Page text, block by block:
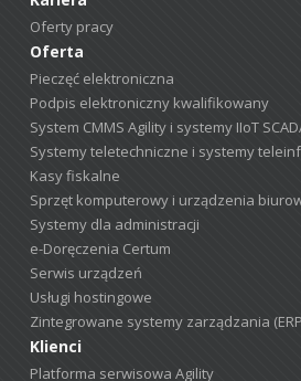
Oferty pracy
Oferta
Pieczęć elektroniczna
Podpis elektroniczny kwalifikowany
System CMMS Agility i systemy IIoT
Systemy teletechniczne i systemy
Kasy fiskalne
Sprzęt komputerowy i urządzenia
Systemy dla administracji
e-Doręczenia Certum
Serwis urządzeń
Usługi hostingowe
Zintegrowane systemy zarządzania
Klienci
Platforma serwisowa Agility